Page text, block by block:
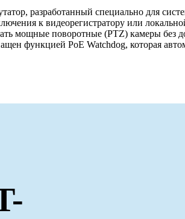
разработанный специально для
к видеорегистратору или
мощные поворотные (PTZ) камеры
функцией PoE Watchdog, которая